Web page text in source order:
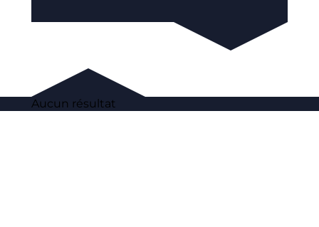
Aucun résultat